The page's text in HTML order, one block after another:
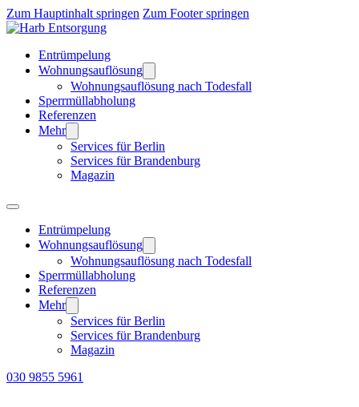
Zum Hauptinhalt springen Zum Footer springen
Entrümpelung
Wohnungsauflösung
Wohnungsauflösung nach Todesfall
Sperrmüllabholung
Referenzen
Mehr
Services für Berlin
Services für Brandenburg
Magazin
Entrümpelung
Wohnungsauflösung
Wohnungsauflösung nach Todesfall
Sperrmüllabholung
Referenzen
Mehr
Services für Berlin
Services für Brandenburg
Magazin
030 9855 5961